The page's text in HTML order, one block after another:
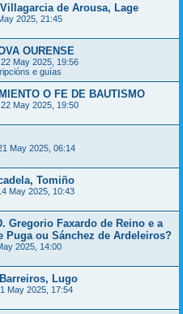
de Arousa, Lage
2025, 21:45
OURENSE
22 May 2025, 19:56
e guías
O FE DE BAUTISMO
22 May 2025, 19:50
May 2025, 06:14
Tomiño
May 2025, 10:43
Gregorio Faxardo de Reino e a
Puga ou Sánchez de Ardeleiros?
2025, 14:00
Lugo
May 2025, 17:54